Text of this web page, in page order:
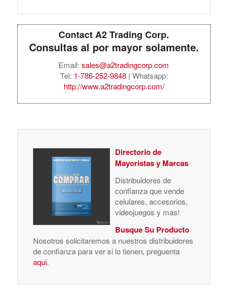
Contact A2 Trading Corp.
Consultas al por mayor solamente.
Email:sales@a2tradingcorp.com
Tel: 1-786-252-9848| Whatsapp:
http://www.a2tradingcorp.com/
Directorio de
Mayoristas y Marcas
Distribuidores de
confianza que vende
celulares, accesorios,
videojuegos y mas!
Busque Su Producto
Nosotros solicitaremos a nuestros distribuidores
de confianza para ver si lo tienen, preguenta
aqui.